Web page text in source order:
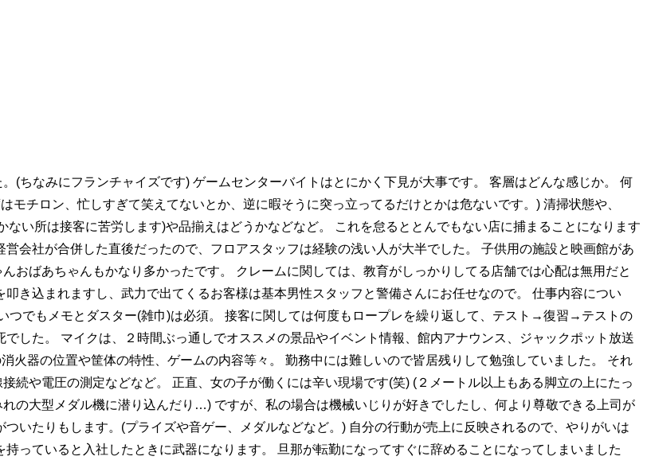
(ちなみにフランチャイズです) ゲームセンターバイトはとにかく下見が大事です。 客層はどんな感じか。 何
チロン、忙しすぎて笑えてないとか、逆に暇そうに突っ立ってるだけとかは危ないです。) 清掃状態や、
い所は接客に苦労します)や品揃えはどうかなどなど。 これを怠るととんでもない店に捕まることになります
会社が合併した直後だったので、フロアスタッフは経験の浅い人が大半でした。 子供用の施設と映画館があ
おばあちゃんもかなり多かったです。 クレームに関しては、教育がしっかりしてる店舗では心配は無用だと
き込まれますし、武力で出てくるお客様は基本男性スタッフと警備さんにお任せなので。 仕事内容につい
つでもメモとダスター(雑巾)は必須。 接客に関しては何度もロープレを繰り返して、テスト→復習→テストの
した。 マイクは、２時間ぶっ通しでオススメの景品やイベント情報、館内アナウンス、ジャックポット放送
火器の位置や筐体の特性、ゲームの内容等々。 勤務中には難しいので皆居残りして勉強していました。 それ
続や電圧の測定などなど。 正直、女の子が働くには辛い現場です(笑) (２メートル以上もある脚立の上にたっ
の大型メダル機に潜り込んだり…) ですが、私の場合は機械いじりが好きでしたし、何より尊敬できる上司が
いたりもします。(プライズや音ゲー、メダルなどなど。) 自分の行動が売上に反映されるので、やりがいは
っていると入社したときに武器になります。 旦那が転勤になってすぐに辞めることになってしまいました